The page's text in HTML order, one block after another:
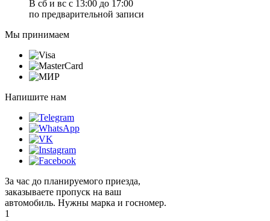
В сб и вс с 13:00 до 17:00
по предварительной записи
Мы принимаем
Напишите нам
За час до планируемого приезда,
заказываете пропуск на ваш
автомобиль. Нужны марка и госномер.
1